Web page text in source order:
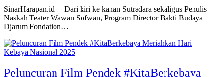
SinarHarapan.id – Dari kiri ke kanan Sutradara sekaligus Penulis
Naskah Teater Wawan Sofwan, Program Director Bakti Budaya
Djarum Fondation…
Peluncuran Film Pendek #KitaBerkebaya